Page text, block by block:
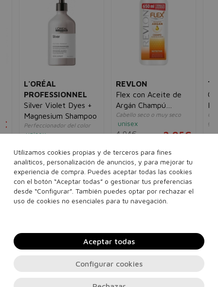
L'ORÉAL
PROFESSIONNEL
Silver Violet Dyes +
Magnesium Shampoo
Perfeccionador del color
unisex
300 ml 500 ml
1500 ml
Añadir a la cesta
REVLON
Flex con Aceite de
Argán Champú
Nutritivo
Cabello seco o muy seco
unisex
4,94€ 2,95€
650 ml
Añadir a la cesta
Utilizamos cookies propias y de terceros para fines
analíticos, personalización de anuncios, y para mejorar tu
experiencia de compra. Puedes aceptar todas las cookies
con el botón “Aceptar todas” o gestionar tus preferencias
desde “Configurar”. También puedes optar por rechazar el
uso de cookies no esenciales para tu navegación.
Configurar cookies
Aceptar todas